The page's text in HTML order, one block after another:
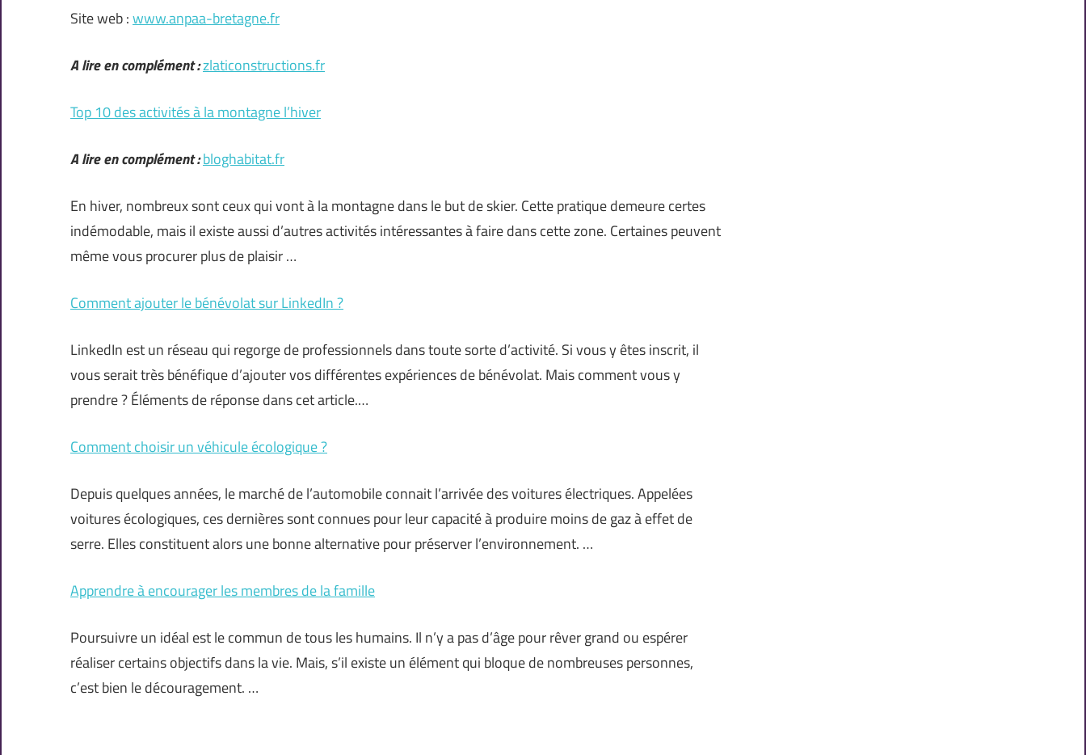
Site web :www.anpaa-bretagne.fr
A lire en complément :zlaticonstructions.fr
Top 10 des activités à la montagne l’hiver
A lire en complément :bloghabitat.fr
En hiver, nombreux sont ceux qui vont à la montagne dans le but de skier. Cette pratique demeure certes
indémodable, mais il existe aussi d’autres activités intéressantes à faire dans cette zone. Certaines peuvent
même vous procurer plus de plaisir …
Comment ajouter le bénévolat sur LinkedIn ?
LinkedIn est un réseau qui regorge de professionnels dans toute sorte d’activité. Si vous y êtes inscrit, il
vous serait très bénéfique d’ajouter vos différentes expériences de bénévolat. Mais comment vous y
prendre ? Éléments de réponse dans cet article.…
Comment choisir un véhicule écologique ?
Depuis quelques années, le marché de l’automobile connait l’arrivée des voitures électriques. Appelées
voitures écologiques, ces dernières sont connues pour leur capacité à produire moins de gaz à effet de
serre. Elles constituent alors une bonne alternative pour préserver l’environnement. …
Apprendre à encourager les membres de la famille
Poursuivre un idéal est le commun de tous les humains. Il n’y a pas d’âge pour rêver grand ou espérer
réaliser certains objectifs dans la vie. Mais, s’il existe un élément qui bloque de nombreuses personnes,
c’est bien le découragement. …